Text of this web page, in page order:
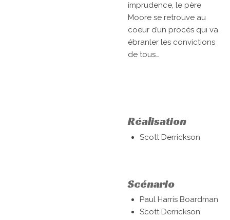
imprudence, le père
Moore se retrouve au
coeur d’un procès qui va
ébranler les convictions
de tous…
Réalisation
Scott Derrickson
Scénario
Paul Harris Boardman
Scott Derrickson